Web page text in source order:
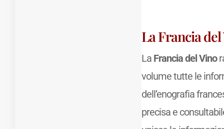
La Francia
La Francia del Vino
volume tutte le
dell’enografia
precisa e